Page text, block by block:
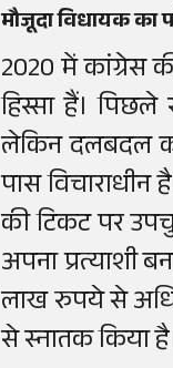
मौजूदा विधायक का
2020 में कांग्रेस
हिस्सा हैं।
लेकिन दलबदल
पास विचाराधीन
की टिकट पर
अपना प्रत्याशी
लाख रुपये से
से स्नातक किया